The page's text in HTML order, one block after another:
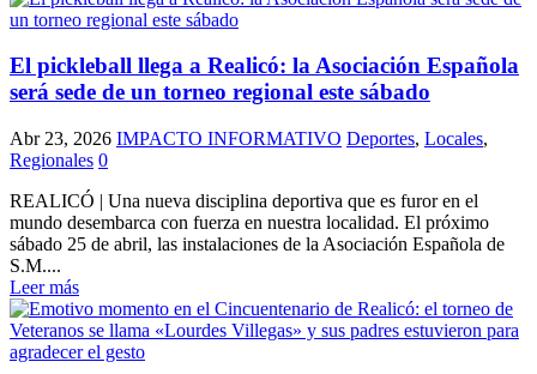
El pickleball llega a Realicó: la Asociación Española
será sede de un torneo regional este sábado
Abr 23, 2026 IMPACTO INFORMATIVO Deportes, Locales,
Regionales 0
REALICÓ | Una nueva disciplina deportiva que es furor en el
mundo desembarca con fuerza en nuestra localidad. El próximo
sábado 25 de abril, las instalaciones de la Asociación Española de
S.M....
Leer más